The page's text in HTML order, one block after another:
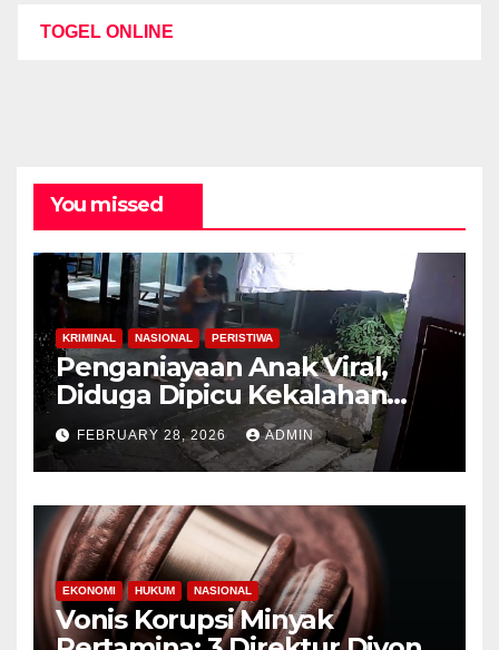
TOGEL ONLINE
You missed
KRIMINAL NASIONAL PERISTIWA
Penganiayaan Anak Viral,
Diduga Dipicu Kekalahan
Lomba Lari
FEBRUARY 28, 2026 ADMIN
EKONOMI HUKUM NASIONAL
Vonis Korupsi Minyak